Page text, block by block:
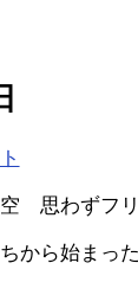
思わずフ
から始まった